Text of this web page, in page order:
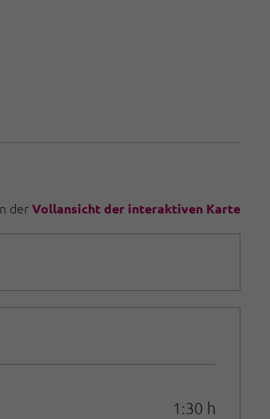
derVollansicht der interaktiven Karte
1:30 h